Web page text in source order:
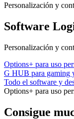
Personalización y
Software
Personalización y
Options+ para uso
G HUB para gaming
Todo el software y
Options+ para uso
Consigue